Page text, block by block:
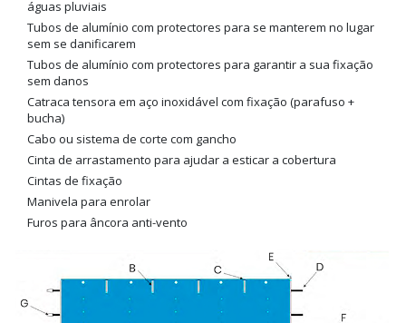
águas pluviais
Tubos de alumínio com protectores para se manterem no lugar
sem se danificarem
Tubos de alumínio com protectores para garantir a sua fixação
sem danos
Catraca tensora em aço inoxidável com fixação (parafuso +
bucha)
Cabo ou sistema de corte com gancho
Cinta de arrastamento para ajudar a esticar a cobertura
Cintas de fixação
Manivela para enrolar
Furos para âncora anti-vento